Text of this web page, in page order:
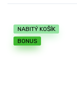
NABITÝ KOŠÍK
BONUS